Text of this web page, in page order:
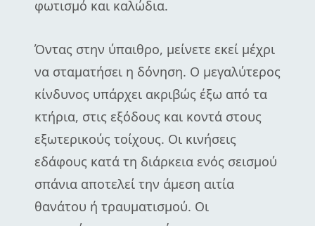
φωτισμό και καλώδια.
Όντας στην ύπαιθρο, μείνετε εκεί μέχρι
να σταματήσει η δόνηση. Ο μεγαλύτερος
κίνδυνος υπάρχει ακριβώς έξω από τα
κτήρια, στις εξόδους και κοντά στους
εξωτερικούς τοίχους. Οι κινήσεις
εδάφους κατά τη διάρκεια ενός σεισμού
σπάνια αποτελεί την άμεση αιτία
θανάτου ή τραυματισμού. Οι